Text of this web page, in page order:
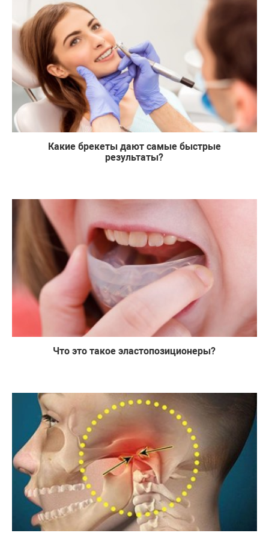
Какие брекеты дают самые быстрые
результаты?
Что это такое эластопозиционеры?